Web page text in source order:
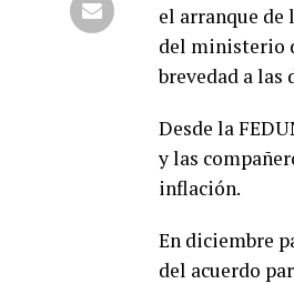
el arranque de
del ministerio
brevedad a las
Desde la
y las
inflación.
En diciembre
del acuerdo